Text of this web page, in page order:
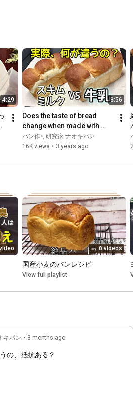
of Hard Breads)
FIRST earns from qualifying
4:29 3:56
Does the taste of bread
change when made with
milk or skim milk powder?
We tested it out.
パン作り研究家 ナオキパン
16K views • 3 years ago
8 videos
国産小麦のパンレシピ
View full playlist
キパン • 3 months ago
の、抵抗ある？